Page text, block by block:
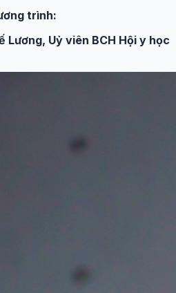
trình:
Lương, Uỷ viên BCH Hội y học